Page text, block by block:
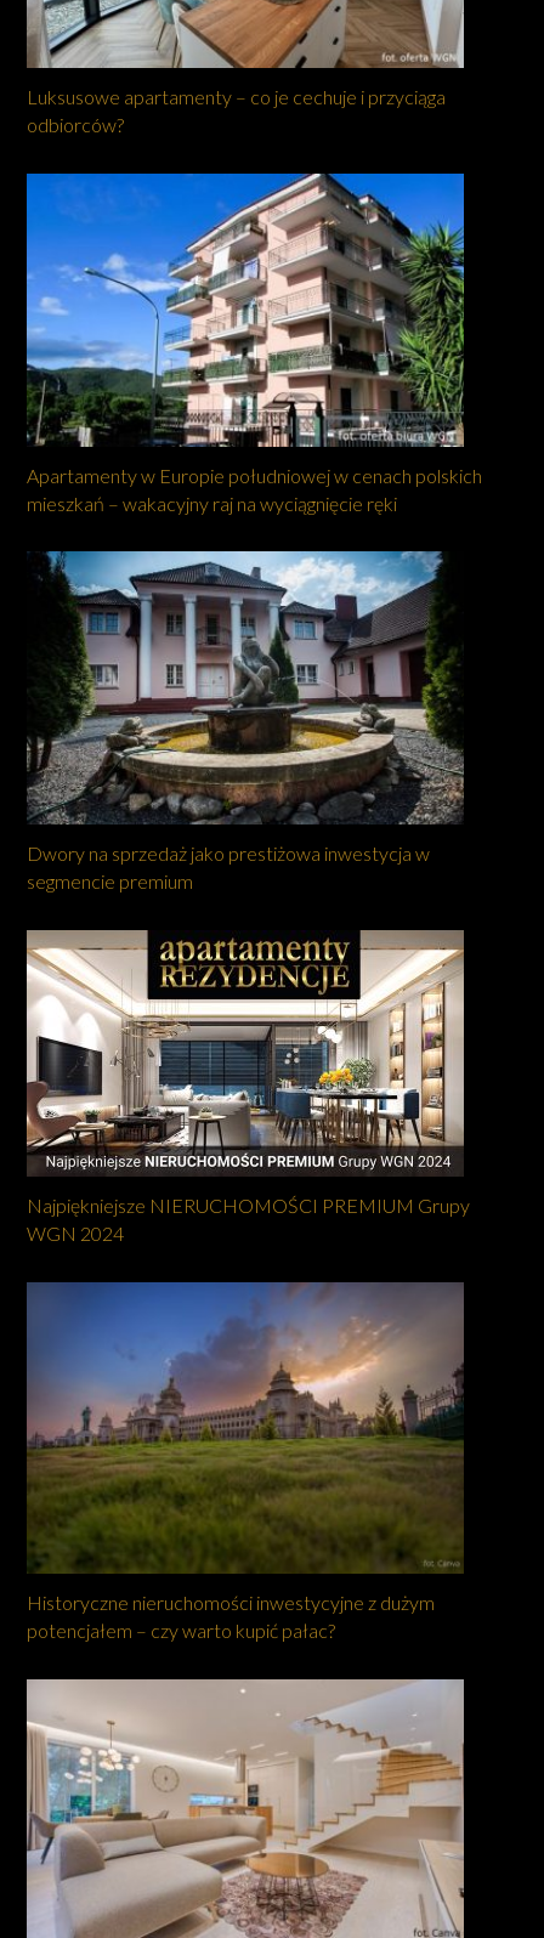
Luksusowe apartamenty – co je cechuje i przyciąga
odbiorców?
Apartamenty w Europie południowej w cenach polskich
mieszkań – wakacyjny raj na wyciągnięcie ręki
Dwory na sprzedaż jako prestiżowa inwestycja w
segmencie premium
Najpiękniejsze NIERUCHOMOŚCI PREMIUM Grupy
WGN 2024
Historyczne nieruchomości inwestycyjne z dużym
potencjałem – czy warto kupić pałac?